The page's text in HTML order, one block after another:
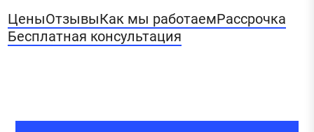
ЦеныОтзывыКак мы работаемРассрочка
Бесплатная консультация